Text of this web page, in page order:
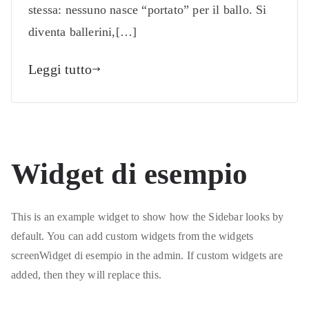
stessa: nessuno nasce “portato” per il ballo. Si
diventa ballerini,[…]
Leggi tutto
Widget di esempio
This is an example widget to show how the Sidebar looks by
default. You can add custom widgets from the widgets
screenWidget di esempio in the admin. If custom widgets are
added, then they will replace this.